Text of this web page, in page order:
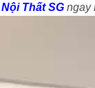
Nội Thất SG ngay